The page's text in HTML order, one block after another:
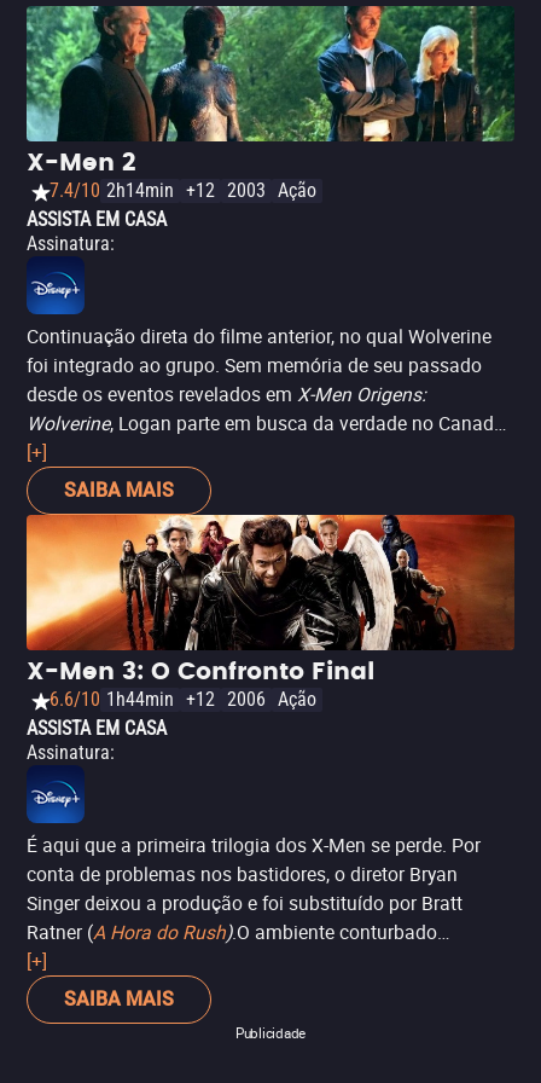
X-Men 2
7.4/10 2h14min +12 2003 Ação
ASSISTA EM CASA
Assinatura:
Continuação direta do filme anterior, no qual Wolverine
foi integrado ao grupo. Sem memória de seu passado
desde os eventos revelados em X-Men Origens:
Wolverine, Logan parte em busca da verdade no Canadá.
Além disso, a produção expande ainda mais o universo
mutante, com novos personagens e conflitos. É, por
muitos, considerado o ponto alto da primeira trilogia da
franquia.
[+]
SAIBA MAIS
X-Men 3: O Confronto Final
6.6/10 1h44min +12 2006 Ação
ASSISTA EM CASA
Assinatura:
É aqui que a primeira trilogia dos X-Men se perde. Por
conta de problemas nos bastidores, o diretor Bryan
Singer deixou a produção e foi substituído por Bratt
Ratner (A Hora do Rush).O ambiente conturbado
transparece na obra final, que perde o seu foco e deixa de
lado as características que fizeram dos longas anteriores
um sucesso. De qualquer forma, o filme compensa essa
[+]
SAIBA MAIS
Publicidade